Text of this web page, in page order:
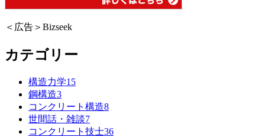
＜広告＞Bizseek
カテゴリー
構造力学15
鋼構造3
コンクリート構造8
世間話・雑談7
コンクリート技士36